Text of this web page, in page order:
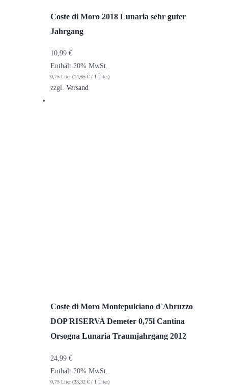
Coste di Moro 2018 Lunaria sehr guter
Jahrgang
10,99€
Enthält 20% MwSt.
0,75 Liter (14,65€ / 1 Liter)
zzgl.Versand
Coste di Moro Montepulciano d`Abruzzo
DOP RISERVA Demeter 0,75l Cantina
Orsogna Lunaria Traumjahrgang 2012
24,99€
Enthält 20% MwSt.
0,75 Liter (33,32€ / 1 Liter)